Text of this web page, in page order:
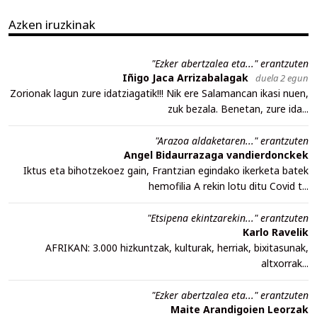
Azken iruzkinak
"Ezker abertzalea eta..." erantzuten
Iñigo Jaca Arrizabalagak duela 2 egun
Zorionak lagun zure idatziagatik!!! Nik ere Salamancan ikasi nuen,
zuk bezala. Benetan, zure ida...
"Arazoa aldaketaren..." erantzuten
Angel Bidaurrazaga vandierdonckek
Iktus eta bihotzekoez gain, Frantzian egindako ikerketa batek
hemofilia A rekin lotu ditu Covid t...
"Etsipena ekintzarekin..." erantzuten
Karlo Ravelik
AFRIKAN: 3.000 hizkuntzak, kulturak, herriak, bixitasunak,
altxorrak...
"Ezker abertzalea eta..." erantzuten
Maite Arandigoien Leorzak